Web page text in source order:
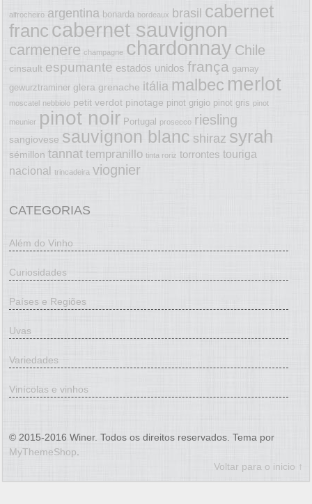
alfrocheiro argentina bonarda bordeaux brasil cabernet
franc cabernet sauvignon
carmenere champagne chardonnay Chile
cinsault espumante estados unidos frança gamay
gewurztraminer glera grenache itália malbec merlot
moscatel nebbiolo petit verdot pinotage pinot grigio pinot gris pinot
meunier pinot noir Portugal prosecco riesling
sangiovese sauvignon blanc shiraz syrah
sémillon tannat tempranillo tinta roriz torrontes touriga
nacional trincadeira viognier
CATEGORIAS
Além do Vinho
Curiosidades
Países e Regiões
Uvas
Variedades
Vinícolas e vinhos
© 2015-2016 Winer. Todos os direitos reservados. Tema por
MyThemeShop
Voltar para o inicio ↑